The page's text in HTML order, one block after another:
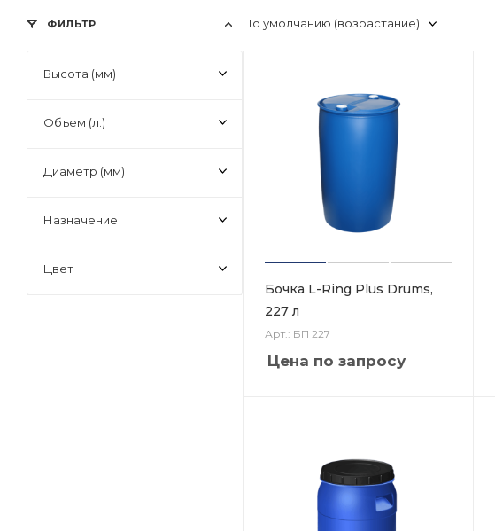
По умолчанию (возрастание)
Бочка L-Ring Plus Drums,
227 л
Арт.: БП 227
Цена по запросу
ФИЛЬТР
Высота (мм)
Объем (л.)
Диаметр (мм)
Назначение
Цвет